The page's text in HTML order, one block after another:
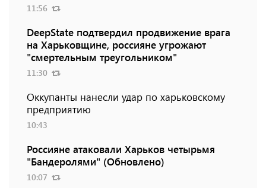
11:56
DeepState подтвердил продвижение врага
на Харьковщине, россияне угрожают
"смертельным треугольником"
11:30
Оккупанты нанесли удар по харьковскому
предприятию
10:43
Россияне атаковали Харьков четырьмя
"Бандеролями" (Обновлено)
10:07